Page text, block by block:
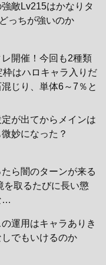
敵Lv215はかなりタ
っちが強いのか
レ開催！今回も2種類
はハロキャラ入りだ
じり、単体6～7％と
定が出てからメインは
妙になった？
ら闇のターンが来る
取るたびに長い懲
…
運用はキャラありき
でもいけるのか